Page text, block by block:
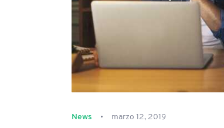
News marzo 12, 2019